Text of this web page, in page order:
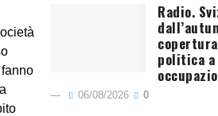
Radio.
politica a
06/08/2026 0